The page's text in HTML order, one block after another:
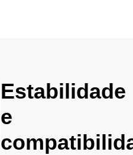
Estabilidade
e